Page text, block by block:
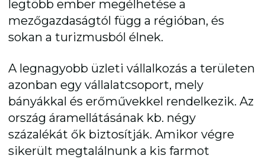
legtöbb ember megélhetése a
mezőgazdaságtól függ a régióban, és
sokan a turizmusból élnek.
A legnagyobb üzleti vállalkozás a területen
azonban egy vállalatcsoport, mely
bányákkal és erőművekkel rendelkezik. Az
ország áramellátásának kb. négy
százalékát ők biztosítják. Amikor végre
sikerült megtalálnunk a kis farmot